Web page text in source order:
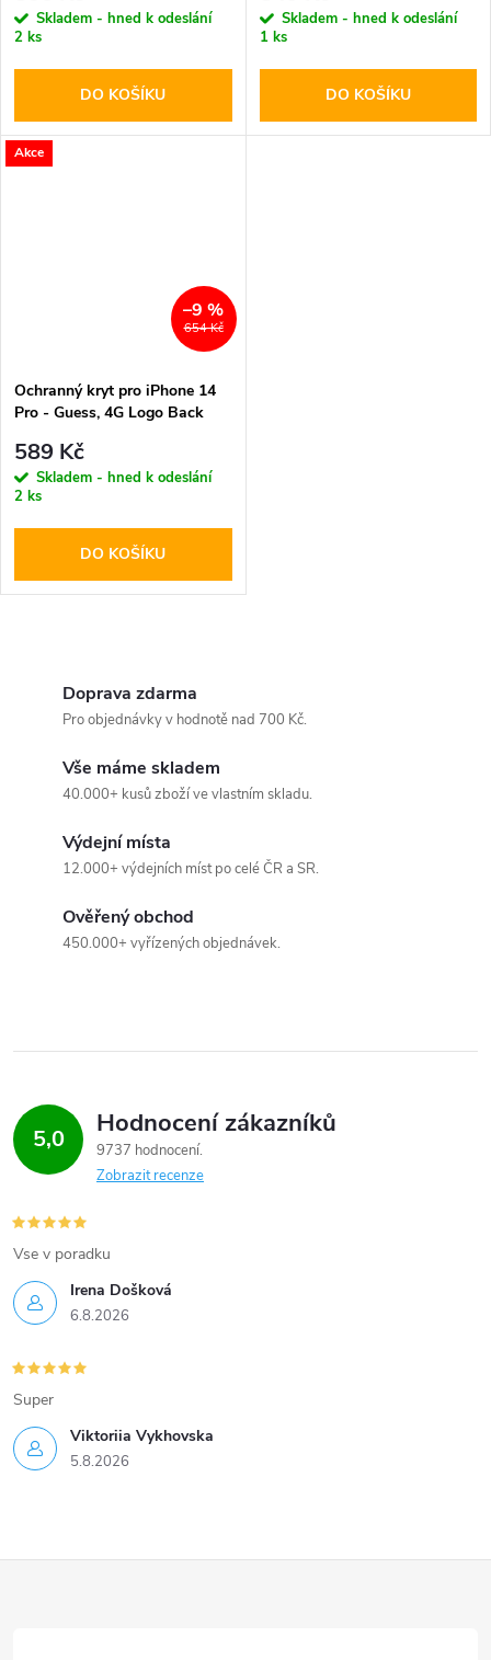
Skladem - hned k odeslání
2 ks
DO KOŠÍKU
Skladem - hned k odeslání
1 ks
DO KOŠÍKU
Akce
654 Kč
–9 %
Ochranný kryt pro iPhone 14
Pro - Guess, 4G Logo Back
589 Kč
Skladem - hned k odeslání
2 ks
DO KOŠÍKU
r
v
k
y
v
ý
p
i
s
u
Doprava zdarma
Pro objednávky v hodnotě nad 700 Kč.
Vše máme skladem
40.000+ kusů zboží ve vlastním skladu.
Výdejní místa
12.000+ výdejních míst po celé ČR a SR.
Ověřený obchod
450.000+ vyřízených objednávek.
5,0 Hodnocení zákazníků
9737 hodnocení
Zobrazit recenze
Irena Došková
6.8.2026
Vse v poradku
Viktoriia Vykhovska
5.8.2026
Super